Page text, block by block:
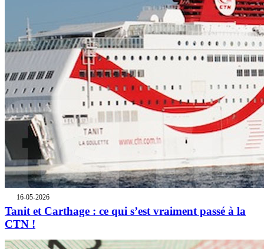
16-05-2026
Tanit et Carthage : ce qui s’est vraiment passé à la
CTN !